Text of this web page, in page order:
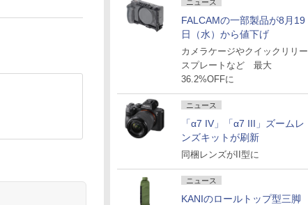
ニュース
FALCAMの一部製品が8月19
日（水）から値下げ
カメラケージやクイックリリー
スプレートなど 最大
36.2%OFFに
ニュース
「α7 IV」「α7 III」ズームレ
ンズキットが刷新
同梱レンズがII型に
ニュース
KANIのロールトップ型三脚